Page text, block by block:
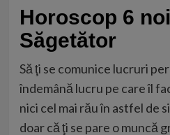
Horoscop 6
Săgetător
Să ţi se comunice lucruri
îndemână lucru pe care îl
nici cel mai rău în astfel de
doar că ţi se pare o muncă